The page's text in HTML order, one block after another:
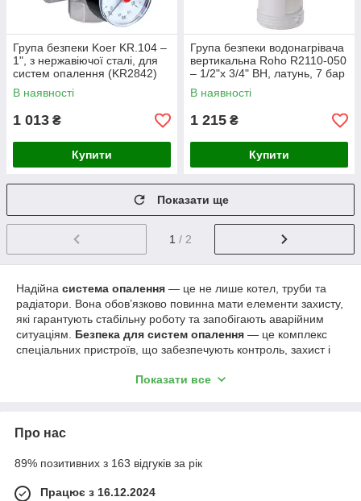
Група безпеки Koer KR.104 –
1", з нержавіючої сталі, для
систем опалення (KR2842)
В наявності
1 013 ₴
Купити
Група безпеки водонагрівача
вертикальна Roho R2110-050
– 1/2"х 3/4" ВН, латунь, 7 бар
(RO0162)
В наявності
1 215 ₴
Купити
Показати ще
1 / 2
Надійна система опалення — це не лише котел, труби та
радіатори. Вона обов’язково повинна мати елементи захисту,
які гарантують стабільну роботу та запобігають аварійним
ситуаціям. Безпека для систем опалення — це комплекс
спеціальних пристроїв, що забезпечують контроль, захист і
безпеки не лише підвищує надійність, але й продовжує
До складу групи безпеки входять три ключові елементи:
Запобіжний клапан
надлишкового тиску. Коли вода чи теплоносій
Показати все
Про нас
89% позитивних з 163 відгуків за рік
Працює з 16.12.2024